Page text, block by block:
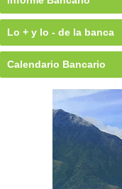
Lo + y lo - de la banca
Calendario Bancario